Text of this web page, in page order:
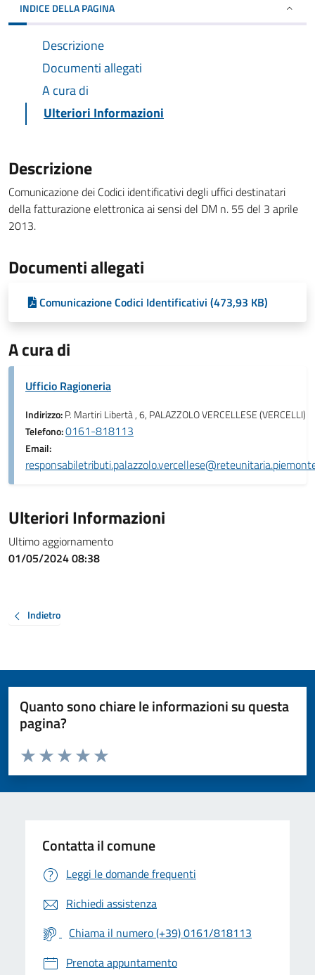
INDICE DELLA PAGINA
Descrizione
Documenti allegati
A cura di
Ulteriori Informazioni
Descrizione
Comunicazione dei Codici identificativi degli uffici destinatari
della fatturazione elettronica ai sensi del DM n. 55 del 3 aprile
2013.
Documenti allegati
Comunicazione Codici Identificativi (473,93 KB)
A cura di
Ufficio Ragioneria
Indirizzo:P. Martiri Libertà , 6, PALAZZOLO VERCELLESE (VERCELLI)
Telefono:0161-818113
Email:
Ulteriori Informazioni
Ultimo aggiornamento
01/05/2024 08:38
Indietro
Quanto sono chiare le informazioni su questa
pagina?
Valuta da 1 a 5 stelle la pagina
Valuta 5 stelle su 5
Valuta 4 stelle su 5
Valuta 3 stelle su 5
Valuta 2 stelle su 5
Valuta 1 stelle su 5
Contatta il comune
Leggi le domande frequenti
Richiedi assistenza
Chiama il numero (+39) 0161/818113
Prenota appuntamento